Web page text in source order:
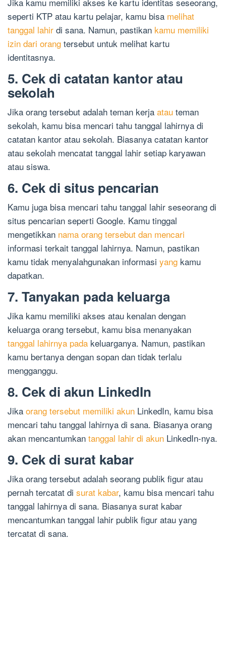
seperti KTP atau kartu pelajar, kamu bisa melihat
tanggal lahir di sana. Namun, pastikan kamu memiliki
izin dari orang tersebut untuk melihat kartu
identitasnya.
5. Cek di catatan kantor atau
sekolah
Jika orang tersebut adalah teman kerja atau teman
sekolah, kamu bisa mencari tahu tanggal lahirnya di
catatan kantor atau sekolah. Biasanya catatan kantor
atau sekolah mencatat tanggal lahir setiap karyawan
atau siswa.
6. Cek di situs pencarian
Kamu juga bisa mencari tahu tanggal lahir seseorang di
situs pencarian seperti Google. Kamu tinggal
mengetikkan nama orang tersebut dan mencari
informasi terkait tanggal lahirnya. Namun, pastikan
kamu tidak menyalahgunakan informasi yang kamu
dapatkan.
7. Tanyakan pada keluarga
Jika kamu memiliki akses atau kenalan dengan
keluarga orang tersebut, kamu bisa menanyakan
tanggal lahirnya pada keluarganya. Namun, pastikan
kamu bertanya dengan sopan dan tidak terlalu
mengganggu.
8. Cek di akun LinkedIn
Jika orang tersebut memiliki akun LinkedIn, kamu bisa
mencari tahu tanggal lahirnya di sana. Biasanya orang
akan mencantumkan tanggal lahir di akun LinkedIn-nya.
9. Cek di surat kabar
Jika orang tersebut adalah seorang publik figur atau
pernah tercatat di surat kabar, kamu bisa mencari tahu
tanggal lahirnya di sana. Biasanya surat kabar
mencantumkan tanggal lahir publik figur atau yang
tercatat di sana.